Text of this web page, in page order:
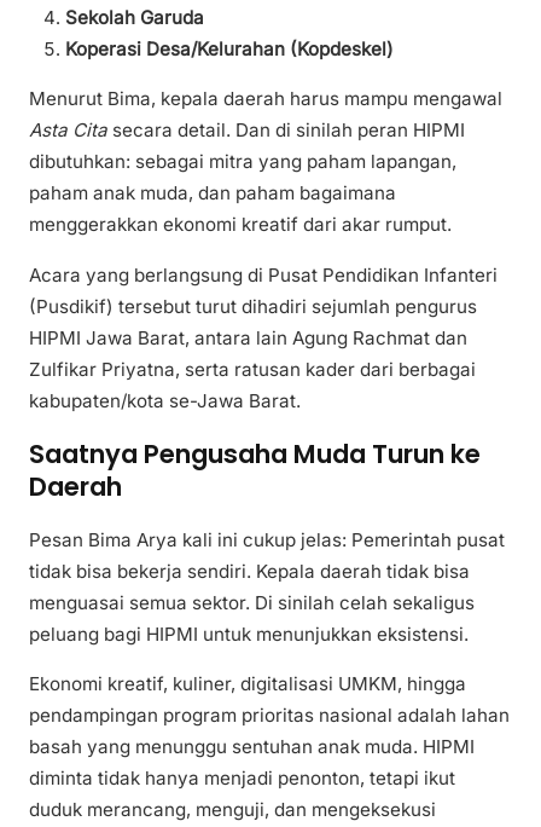
Sekolah Garuda
Koperasi Desa/Kelurahan (Kopdeskel)
Menurut Bima, kepala daerah harus mampu mengawal
Asta Cita secara detail. Dan di sinilah peran HIPMI
dibutuhkan: sebagai mitra yang paham lapangan,
paham anak muda, dan paham bagaimana
menggerakkan ekonomi kreatif dari akar rumput.
Acara yang berlangsung di Pusat Pendidikan Infanteri
(Pusdikif) tersebut turut dihadiri sejumlah pengurus
HIPMI Jawa Barat, antara lain Agung Rachmat dan
Zulfikar Priyatna, serta ratusan kader dari berbagai
kabupaten/kota se-Jawa Barat.
Saatnya Pengusaha Muda Turun ke
Daerah
Pesan Bima Arya kali ini cukup jelas: Pemerintah pusat
tidak bisa bekerja sendiri. Kepala daerah tidak bisa
menguasai semua sektor. Di sinilah celah sekaligus
peluang bagi HIPMI untuk menunjukkan eksistensi.
Ekonomi kreatif, kuliner, digitalisasi UMKM, hingga
pendampingan program prioritas nasional adalah lahan
basah yang menunggu sentuhan anak muda. HIPMI
diminta tidak hanya menjadi penonton, tetapi ikut
duduk merancang, menguji, dan mengeksekusi